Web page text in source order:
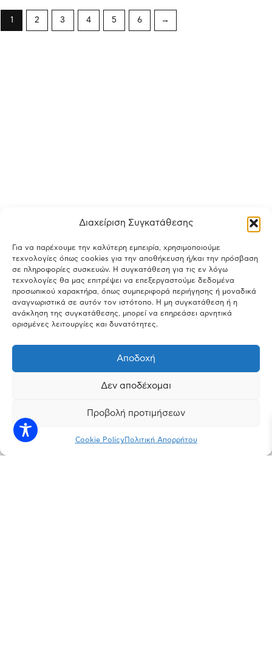
Διαχείριση Συγκατάθεσης
Για να παρέχουμε την καλύτερη εμπειρία, χρησιμοποιούμε
τεχνολογίες όπως cookies για την αποθήκευση ή/και την πρόσβαση
σε πληροφορίες συσκευών. Η συγκατάθεση για τις εν λόγω
τεχνολογίες θα μας επιτρέψει να επεξεργαστούμε δεδομένα
προσωπικού χαρακτήρα, όπως συμπεριφορά περιήγησης ή μοναδικά
αναγνωριστικά σε αυτόν τον ιστότοπο. Η μη συγκατάθεση ή η
ανάκληση της συγκατάθεσης, μπορεί να επηρεάσει αρνητικά
ορισμένες λειτουργίες και δυνατότητες.
Αποδοχή
Δεν αποδέχομαι
Προβολή προτιμήσεων
Cookie PolicyΠολιτική Απορρήτου
1 2 3 4 5 6 →